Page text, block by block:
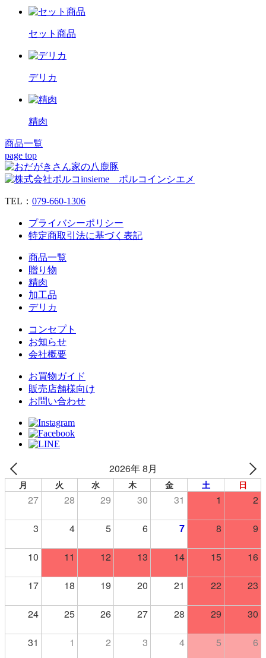
セット商品
デリカ
精肉
商品一覧
page top
TEL： 079‐660‐1306
プライバシーポリシー
特定商取引法に基づく表記
商品一覧
贈り物
精肉
加工品
デリカ
コンセプト
お知らせ
会社概要
お買物ガイド
販売店舗様向け
お問い合わせ
2026年 8月
月 火 水 木 金 土 日
27 28 29 30 31 1 2
3 4 5 6 7 8 9
10 11 12 13 14 15 16
17 18 19 20 21 22 23
24 25 26 27 28 29 30
31 1 2 3 4 5 6